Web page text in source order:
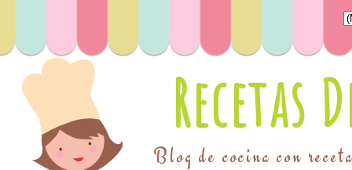
Recetas
Blog de cocina con